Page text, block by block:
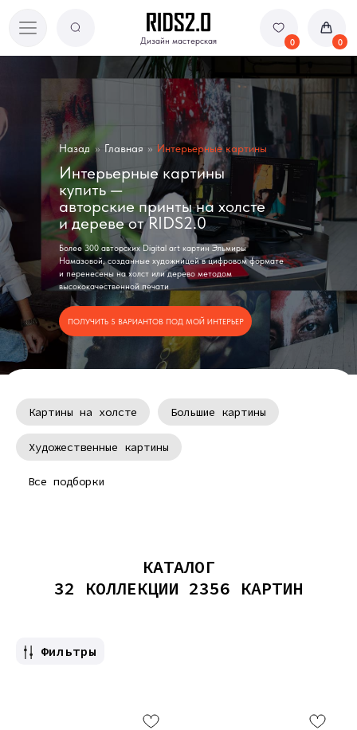
Дизайн мастерская 0
Дизайн мастерская
Интерьерные картины
купить —
авторские принты на холсте
и дереве от RIDS2.0
Назад » Главная » Интерьерные картины
Более 300 авторских Digital art картин Эльмиры
Намазовой, созданные художницей в цифровом формате
и перенесены на холст или дерево методом
высококачественной печати
ПОЛУЧИТЬ 5 ВАРИАНТОВ ПОД МОЙ ИНТЕРЬЕР
Картины на холсте Большие картины
Художественные картины
Красивые картины
Картины в гостиную Интересные картины
Все подборки
КАТАЛОГ
32 КОЛЛЕКЦИИ 2356 КАРТИН
Фильтры